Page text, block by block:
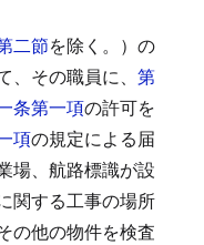
二節を除く。）の
その職員に、 第
条第一項の許可を
項の規定による届
場、航路標識が設
関する工事の場所
の他の物件を検査